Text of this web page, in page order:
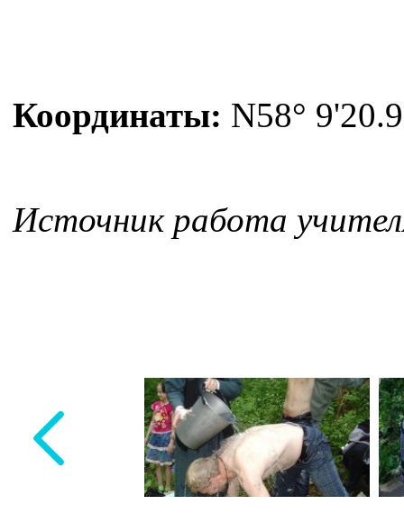
Координаты: N58°
Источник работа